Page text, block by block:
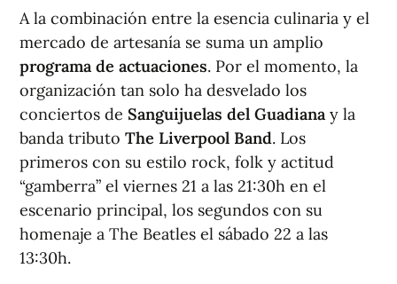
A la combinación entre la esencia culinaria y el
mercado de artesanía se suma un amplio
programa de actuaciones. Por el momento, la
organización tan solo ha desvelado los
conciertos de Sanguijuelas del Guadiana y la
banda tributo The Liverpool Band. Los
primeros con su estilo rock, folk y actitud
“gamberra” el viernes 21 a las 21:30h en el
escenario principal, los segundos con su
homenaje a The Beatles el sábado 22 a las
13:30h.